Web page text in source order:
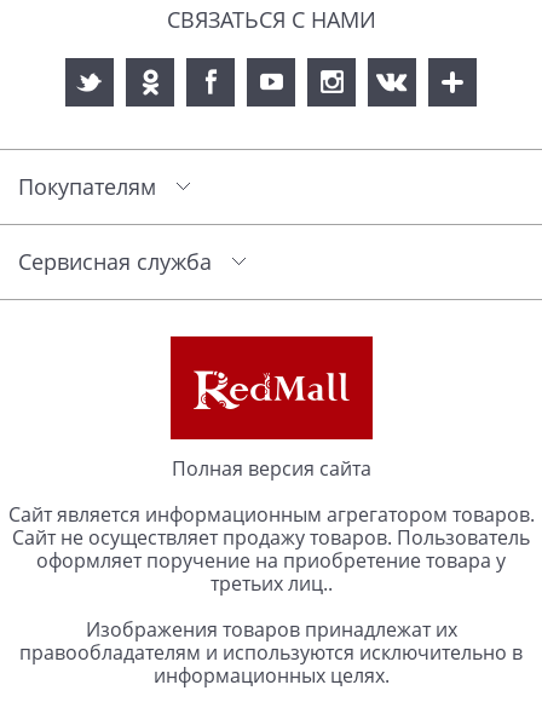
СВЯЗАТЬСЯ С НАМИ
Покупателям
Сервисная служба
Полная версия сайта
Сайт является информационным агрегатором товаров.
Сайт не осуществляет продажу товаров. Пользователь
оформляет поручение на приобретение товара у
третьих лиц..
Изображения товаров принадлежат их
правообладателям и используются исключительно в
информационных целях.